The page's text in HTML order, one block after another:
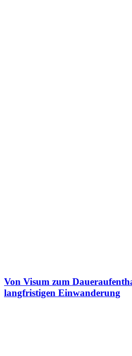
Von Visum zum
langfristigen Einwanderung